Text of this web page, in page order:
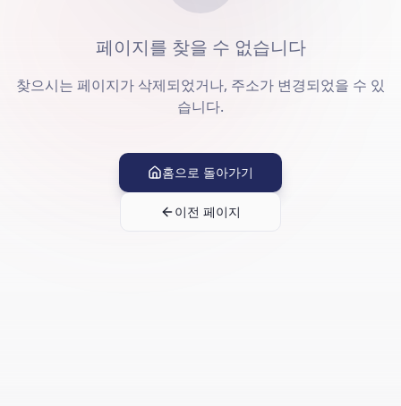
페이지를 찾을 수 없습니다
찾으시는 페이지가 삭제되었거나, 주소가 변경되었을 수 있
습니다.
홈으로 돌아가기
이전 페이지